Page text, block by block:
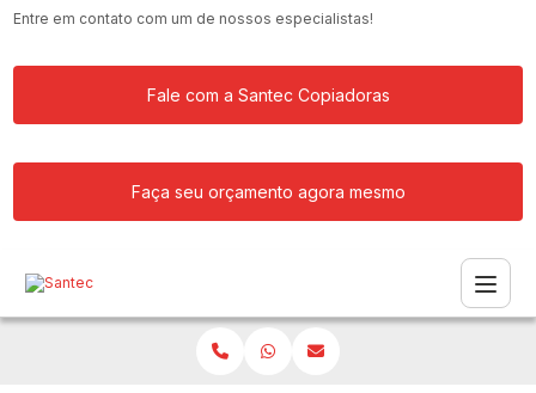
Entre em contato com um de nossos especialistas!
Fale com a Santec Copiadoras
Faça seu orçamento agora mesmo